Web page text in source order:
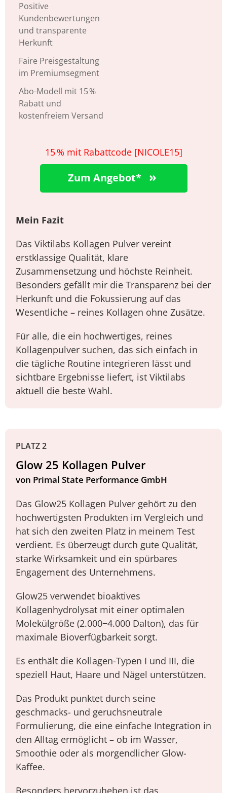
Positive
Kundenbewertungen
und transparente
Herkunft
Faire Preisgestaltung
im Premiumsegment
Abo-Modell mit 15 %
Rabatt und
kostenfreiem Versand
15 % mit Rabattcode [NICOLE15]
Zum Angebot* »
Mein Fazit
Das Viktilabs Kollagen Pulver vereint
erstklassige Qualität, klare
Zusammensetzung und höchste Reinheit.
Besonders gefällt mir die Transparenz bei der
Herkunft und die Fokussierung auf das
Wesentliche – reines Kollagen ohne Zusätze.
Für alle, die ein hochwertiges, reines
Kollagenpulver suchen, das sich einfach in
die tägliche Routine integrieren lässt und
sichtbare Ergebnisse liefert, ist Viktilabs
aktuell die beste Wahl.
PLATZ 2
Glow 25 Kollagen Pulver
von Primal State Performance GmbH
Das Glow25 Kollagen Pulver gehört zu den
hochwertigsten Produkten im Vergleich und
hat sich den zweiten Platz in meinem Test
verdient. Es überzeugt durch gute Qualität,
starke Wirksamkeit und ein spürbares
Engagement des Unternehmens.
Glow25 verwendet bioaktives
Kollagenhydrolysat mit einer optimalen
Molekülgröße (2.000−4.000 Dalton), das für
maximale Bioverfügbarkeit sorgt.
Es enthält die Kollagen-Typen I und III, die
speziell Haut, Haare und Nägel unterstützen.
Das Produkt punktet durch seine
geschmacks- und geruchsneutrale
Formulierung, die eine einfache Integration in
den Alltag ermöglicht – ob im Wasser,
Smoothie oder als morgendlicher Glow-
Kaffee.